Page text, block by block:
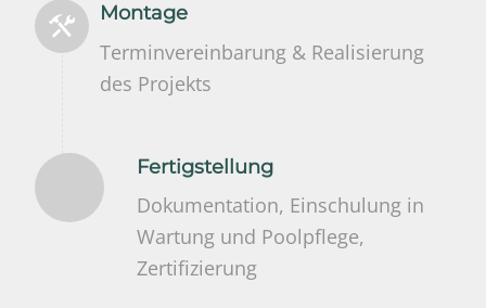
Montage
Terminvereinbarung & Realisierung
des Projekts
Fertigstellung
Dokumentation, Einschulung in
Wartung und Poolpflege,
Zertifizierung